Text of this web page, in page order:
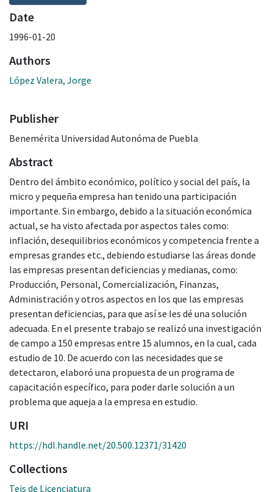
Date
1996-01-20
Authors
López Valera, Jorge
Publisher
Benemérita Universidad Autonóma de Puebla
Abstract
Dentro del ámbito económico, político y social del país, la
micro y pequeña empresa han tenido una participación
importante. Sin embargo, debido a la situación económica
actual, se ha visto afectada por aspectos tales como:
inflación, desequilibrios económicos y competencia frente a
empresas grandes etc., debiendo estudiarse las áreas donde
las empresas presentan deficiencias y medianas, como:
Producción, Personal, Comercialización, Finanzas,
Administración y otros aspectos en los que las empresas
presentan deficiencias, para que así se les dé una solución
adecuada. En el presente trabajo se realizó una investigación
de campo a 150 empresas entre 15 alumnos, en la cual, cada
estudio de 10. De acuerdo con las necesidades que se
detectaron, elaboró una propuesta de un programa de
capacitación específico, para poder darle solución a un
problema que aqueja a la empresa en estudio.
URI
https://hdl.handle.net/20.500.12371/31420
Collections
Teis de Licenciatura